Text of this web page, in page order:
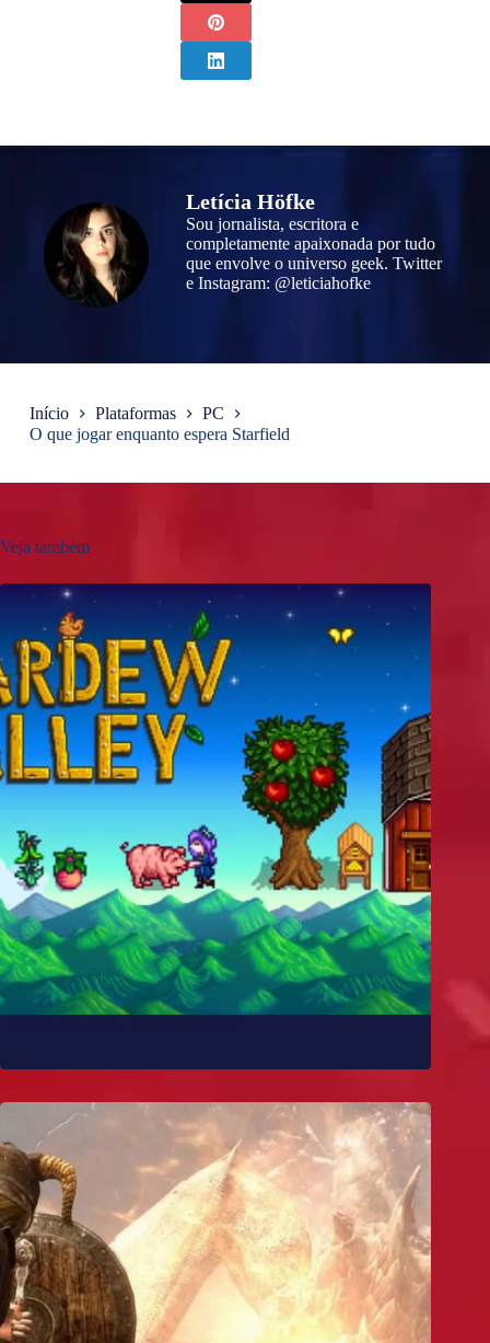
Letícia Höfke
Sou jornalista, escritora e
completamente apaixonada por tudo
que envolve o universo geek. Twitter
e Instagram: @leticiahofke
Início Plataformas
PC
O que jogar enquanto espera Starfield
Veja também